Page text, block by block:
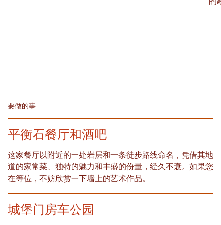
的
要做的事
平衡石餐厅和酒吧
这家餐厅以附近的一处岩层和一条徒步路线命名，凭借其地
道的家常菜、独特的魅力和丰盛的份量，经久不衰。如果您
在等位，不妨欣赏一下墙上的艺术作品。
城堡门房车公园